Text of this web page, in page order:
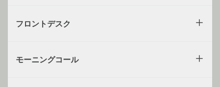
フロントデスク
モーニングコール